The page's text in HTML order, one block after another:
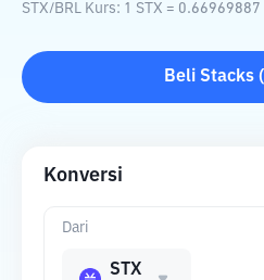
STX/BRL Kurs: 1 STX = 0.66969887
Beli Stacks (
Konversi
Dari
STX